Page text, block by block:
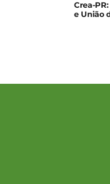
Crea-
e União
de